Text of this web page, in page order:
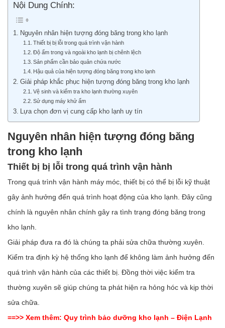
Nội Dung Chính:
Nguyên nhân hiện tượng đóng băng trong kho lạnh
Thiết bị bị lỗi trong quá trình vận hành
Độ ẩm trong và ngoài kho lạnh bị chênh lệch
Sản phẩm cần bảo quản chứa nước
Hậu quả của hiện tượng đóng băng trong kho lạnh
Giải pháp khắc phục hiện tượng đóng băng trong kho lạnh
Vệ sinh và kiểm tra kho lạnh thường xuyên
Sử dụng máy khử ẩm
Lựa chọn đơn vị cung cấp kho lạnh uy tín
Nguyên nhân hiện tượng đóng băng
trong kho lạnh
Thiết bị bị lỗi trong quá trình vận hành
Trong quá trình vận hành máy móc, thiết bị có thể bị lỗi kỹ thuật
gây ảnh hưởng đến quá trình hoạt động của kho lạnh. Đây cũng
chính là nguyên nhân chính gây ra tình trạng đóng băng trong
kho lạnh.
Giải pháp đưa ra đó là chúng ta phải sửa chữa thường xuyên.
Kiểm tra định kỳ hệ thống kho lạnh để không làm ảnh hưởng đến
quá trình vận hành của các thiết bị. Đồng thời việc kiểm tra
thường xuyên sẽ giúp chúng ta phát hiện ra hỏng hóc và kịp thời
sửa chữa.
==>> Xem thêm: Quy trình bảo dưỡng kho lạnh – Điện Lạnh